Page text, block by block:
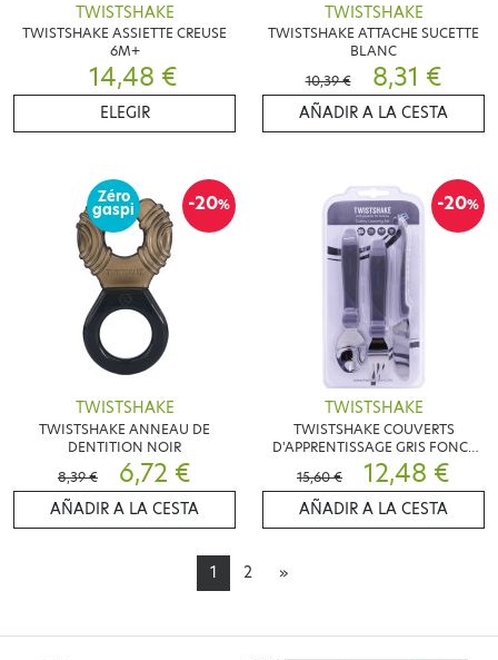
TWISTSHAKE
TWISTSHAKE ASSIETTE CREUSE
6M+
14,48 €
ELEGIR
TWISTSHAKE
TWISTSHAKE ATTACHE SUCETTE
BLANC
10,39 €
8,31 €
AÑADIR A LA CESTA
-20%
Zéro
gaspi
TWISTSHAKE
TWISTSHAKE ANNEAU DE
DENTITION NOIR
8,39 €
6,72 €
AÑADIR A LA CESTA
-20%
TWISTSHAKE
TWISTSHAKE COUVERTS
D'APPRENTISSAGE GRIS FONCE
12M+
15,60 € 12,48 €
AÑADIR A LA CESTA
1 2 »